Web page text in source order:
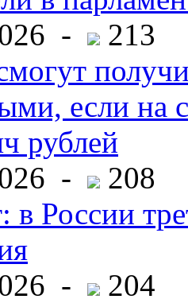
-
213
если на
рублей
-
208
в России
-
204